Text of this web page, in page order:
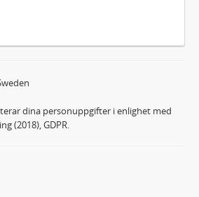
dina personuppgifter i enlighet med
(2018), GDPR.